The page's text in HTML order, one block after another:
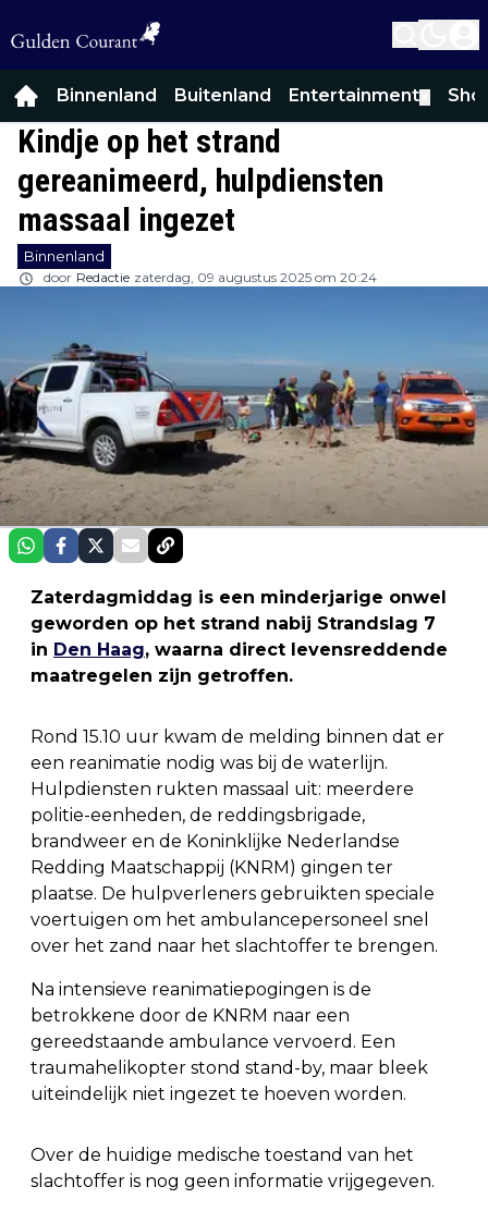
Binnenland Buitenland Entertainment
Kindje op het strand
gereanimeerd, hulpdiensten
massaal ingezet
Binnenland
door Redactie zaterdag, 09 augustus 2025 om 20:24
Zaterdagmiddag is een minderjarige onwel
geworden op het strand nabij Strandslag 7
in Den Haag, waarna direct levensreddende
maatregelen zijn getroffen.
Rond 15.10 uur kwam de melding binnen dat er
een reanimatie nodig was bij de waterlijn.
Hulpdiensten rukten massaal uit: meerdere
politie-eenheden, de reddingsbrigade,
brandweer en de Koninklijke Nederlandse
Redding Maatschappij (KNRM) gingen ter
plaatse. De hulpverleners gebruikten speciale
voertuigen om het ambulancepersoneel snel
over het zand naar het slachtoffer te brengen.
Na intensieve reanimatiepogingen is de
betrokkene door de KNRM naar een
gereedstaande ambulance vervoerd. Een
traumahelikopter stond stand-by, maar bleek
uiteindelijk niet ingezet te hoeven worden.
Over de huidige medische toestand van het
slachtoffer is nog geen informatie vrijgegeven.